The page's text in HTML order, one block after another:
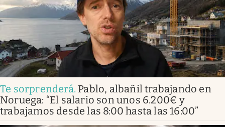
Te sorprenderá. Pablo, albañil trabajando en
Noruega: “El salario son unos 6.200€ y
trabajamos desde las 8:00 hasta las 16:00”